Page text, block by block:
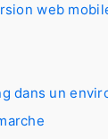
web
dans un